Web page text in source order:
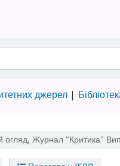
джерел
огляд, Журнал "Критика"